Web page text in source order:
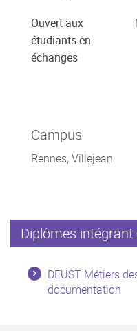
Ouvert aux
étudiants en
échanges
Campus
Rennes, Villejean
Diplômes
DEUST Métiers
documentation